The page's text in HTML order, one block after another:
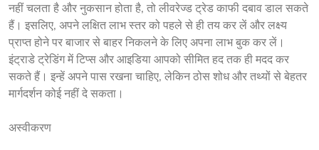
नहीं चलता है और नुकसान होता है, तो लीवरेज्ड ट्रेड काफी दबाव डाल सकते
हैं। इसलिए, अपने लक्षित लाभ स्तर को पहले से ही तय कर लें और लक्ष्य
प्राप्त होने पर बाजार से बाहर निकलने के लिए अपना लाभ बुक कर लें।
इंट्राडे ट्रेडिंग में टिप्स और आइडिया आपको सीमित हद तक ही मदद कर
सकते हैं। इन्हें अपने पास रखना चाहिए, लेकिन ठोस शोध और तथ्यों से बेहतर
मार्गदर्शन कोई नहीं दे सकता।
अस्वीकरण